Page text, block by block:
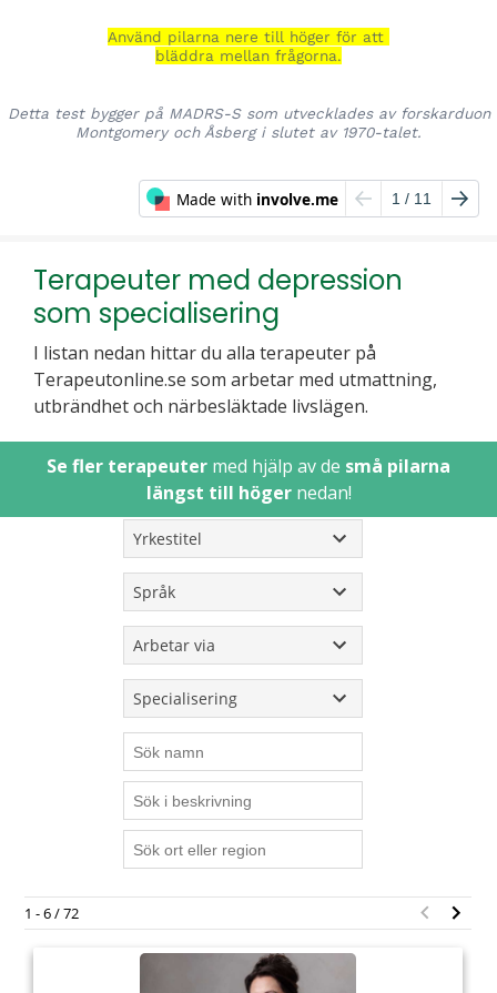
Terapeuter med depression
som specialisering
I listan nedan hittar du alla terapeuter på
Terapeutonline.se som arbetar med utmattning,
utbrändhet och närbesläktade livslägen.
Se fler terapeuter med hjälp av de små pilarna
längst till höger nedan!